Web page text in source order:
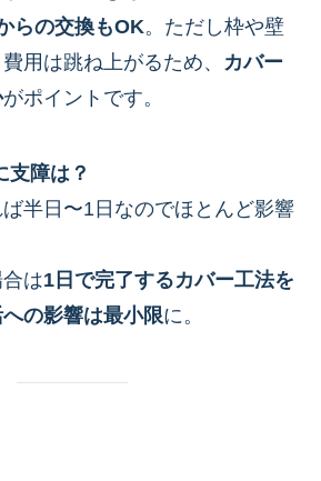
らの交換もOK。ただし枠や壁
用は跳ね上がるため、
カバー
がポイントです。
支障は？
半日〜1日なのでほとんど影響
は1日で完了するカバー工法を
の影響は最小限に。